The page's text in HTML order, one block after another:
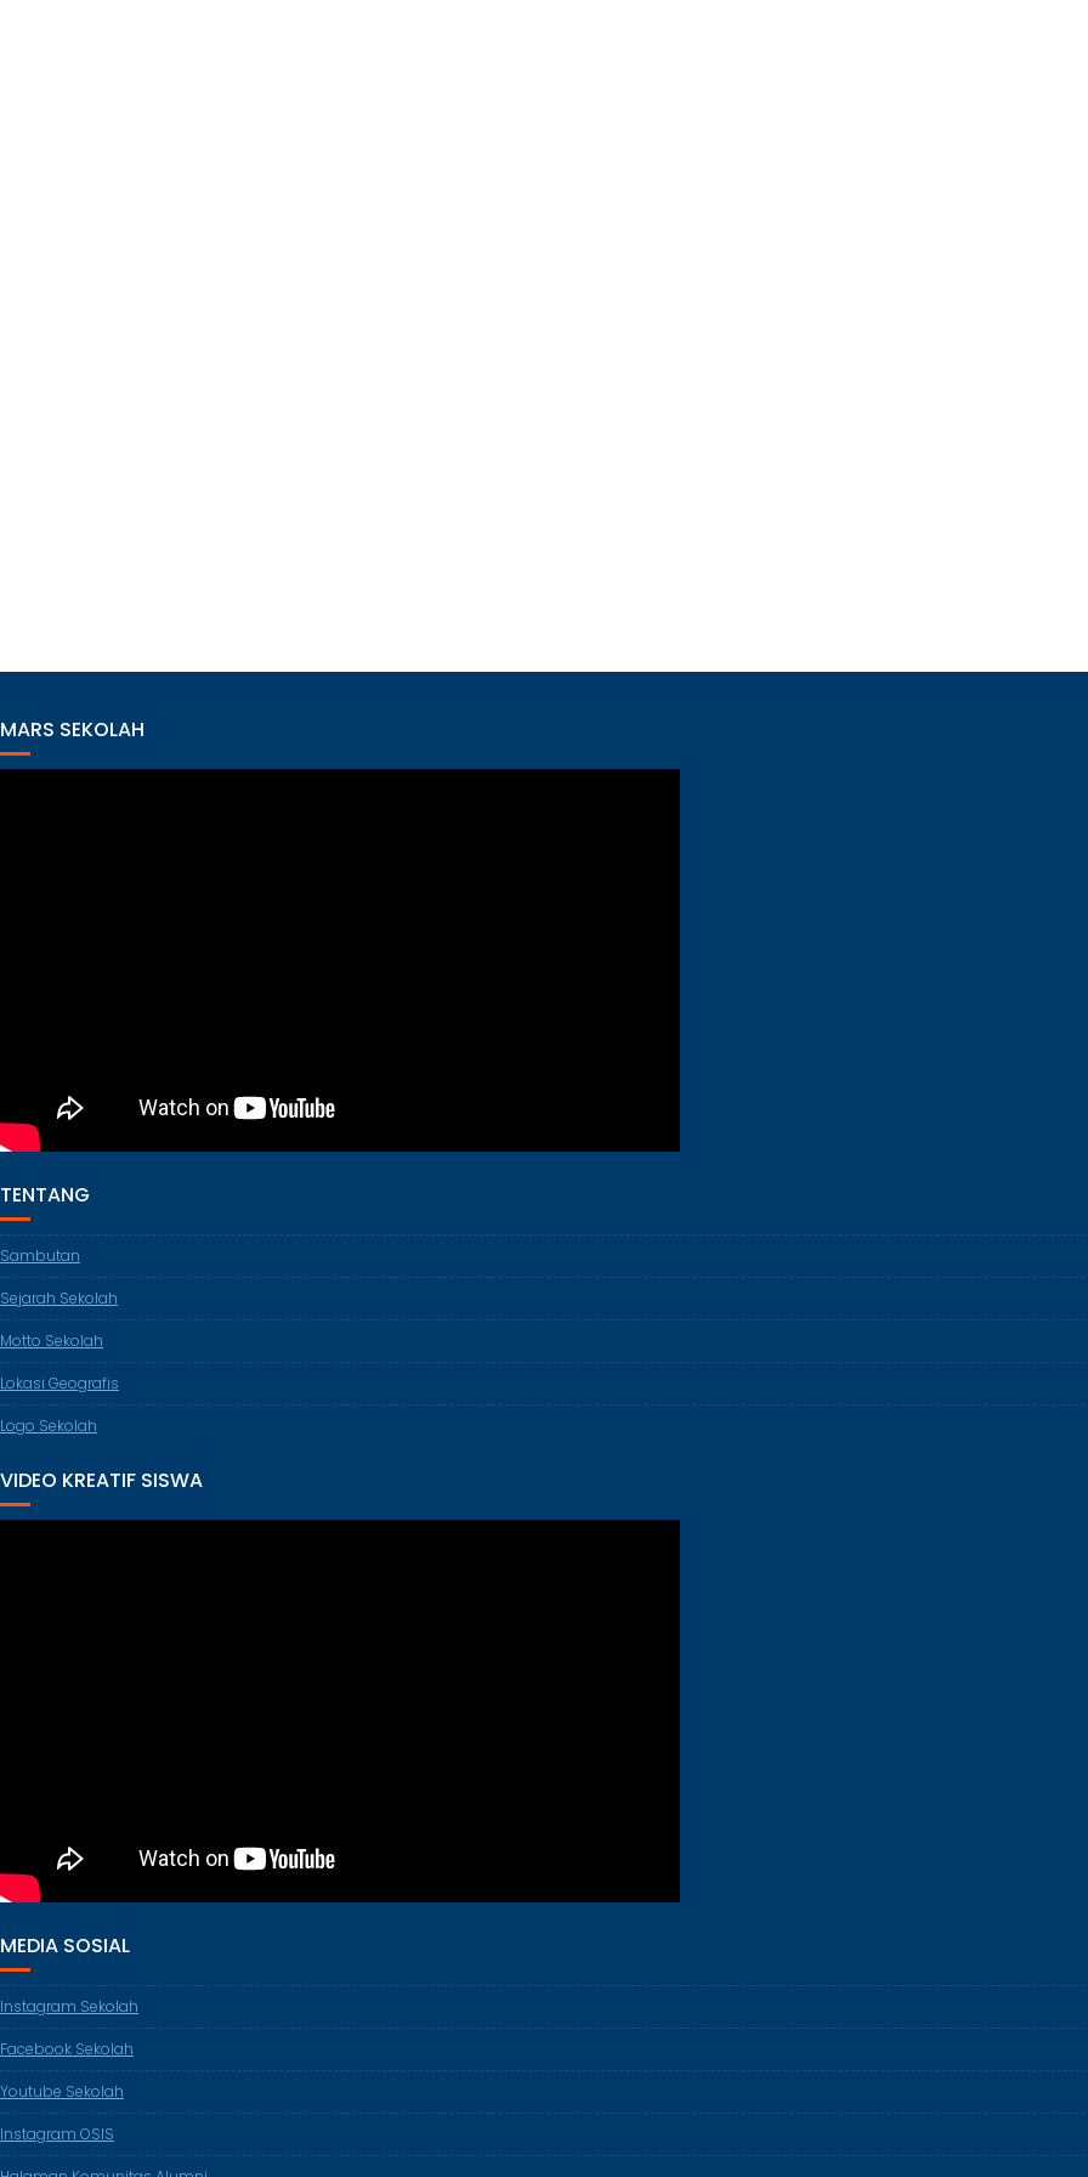
MARS SEKOLAH
TENTANG
Sambutan
Sejarah Sekolah
Motto Sekolah
Lokasi Geografis
Logo Sekolah
VIDEO KREATIF SISWA
MEDIA SOSIAL
Instagram Sekolah
Facebook Sekolah
Youtube Sekolah
Instagram OSIS